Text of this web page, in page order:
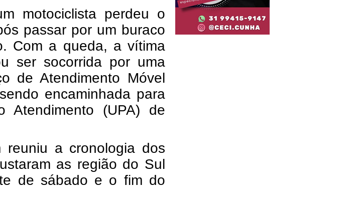
motociclista perdeu o
passar por um buraco
Com a queda, a vítima
ser socorrida por uma
de Atendimento Móvel
encaminhada para
Atendimento (UPA) de
reuniu a cronologia dos
as região do Sul
de sábado e o fim do